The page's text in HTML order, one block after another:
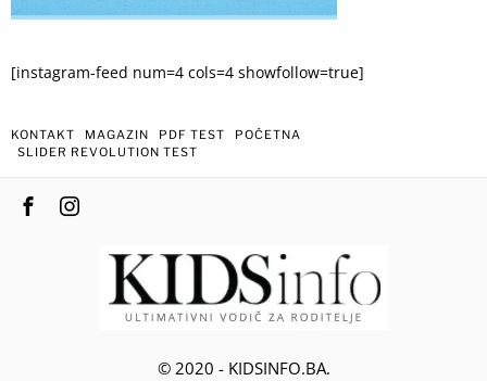
[instagram-feed num=4 cols=4 showfollow=true]
KONTAKT MAGAZIN PDF TEST
POČETNA
SLIDER REVOLUTION TEST
© 2020 - KIDSINFO.BA.